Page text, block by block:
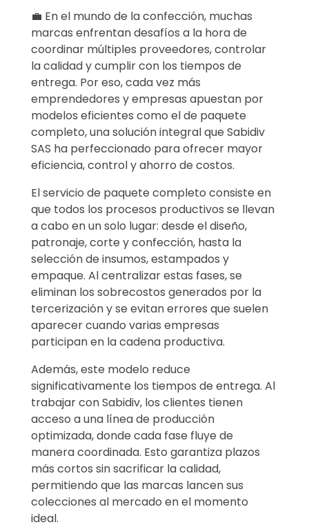
💼 En el mundo de la confección, muchas
marcas enfrentan desafíos a la hora de
coordinar múltiples proveedores, controlar
la calidad y cumplir con los tiempos de
entrega. Por eso, cada vez más
emprendedores y empresas apuestan por
modelos eficientes como el de paquete
completo, una solución integral que Sabidiv
SAS ha perfeccionado para ofrecer mayor
eficiencia, control y ahorro de costos.
El servicio de paquete completo consiste en
que todos los procesos productivos se llevan
a cabo en un solo lugar: desde el diseño,
patronaje, corte y confección, hasta la
selección de insumos, estampados y
empaque. Al centralizar estas fases, se
eliminan los sobrecostos generados por la
tercerización y se evitan errores que suelen
aparecer cuando varias empresas
participan en la cadena productiva.
Además, este modelo reduce
significativamente los tiempos de entrega. Al
trabajar con Sabidiv, los clientes tienen
acceso a una línea de producción
optimizada, donde cada fase fluye de
manera coordinada. Esto garantiza plazos
más cortos sin sacrificar la calidad,
permitiendo que las marcas lancen sus
colecciones al mercado en el momento
ideal.